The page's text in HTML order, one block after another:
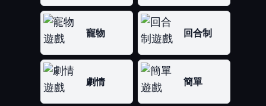
寵物 回合制
劇情 簡單